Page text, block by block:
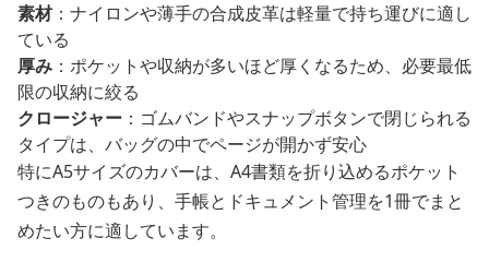
素材：ナイロンや薄手の合成皮革は軽量で持ち運びに適し
ている
厚み ：ポケットや収納が多いほど厚くなるため、必要最低
限の収納に絞る
クロージャー ：ゴムバンドやスナップボタンで閉じられる
タイプは、バッグの中でページが開かず安心
特にA5サイズのカバーは、A4書類を折り込めるポケット
つきのものもあり、手帳とドキュメント管理を1冊でまと
めたい方に適しています。